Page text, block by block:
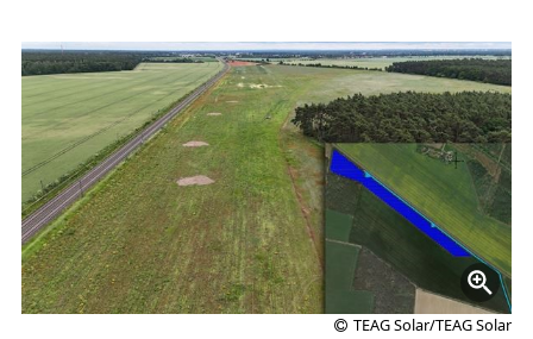
TEAG Solar/TEAG Solar